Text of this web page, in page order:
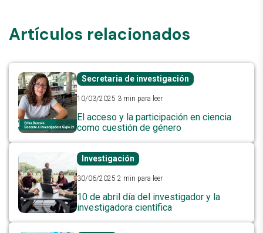
Artículos relacionados
Secretaria de investigación
10/03/2025 3 min para leer
El acceso y la participación en ciencia
como cuestión de género
Investigación
30/06/2025 2 min para leer
10 de abril día del investigador y la
investigadora científica